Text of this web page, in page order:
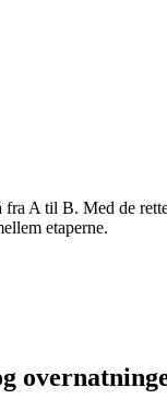
A til B. Med de
etaperne.